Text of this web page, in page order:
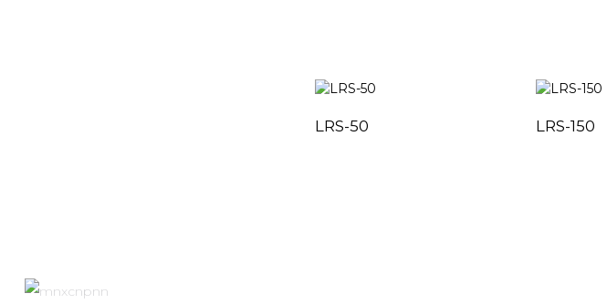
LRS-50 LRS-150